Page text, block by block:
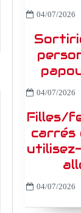
04/07/2026
04/07/2026
Filles/
carrés
04/07/2026